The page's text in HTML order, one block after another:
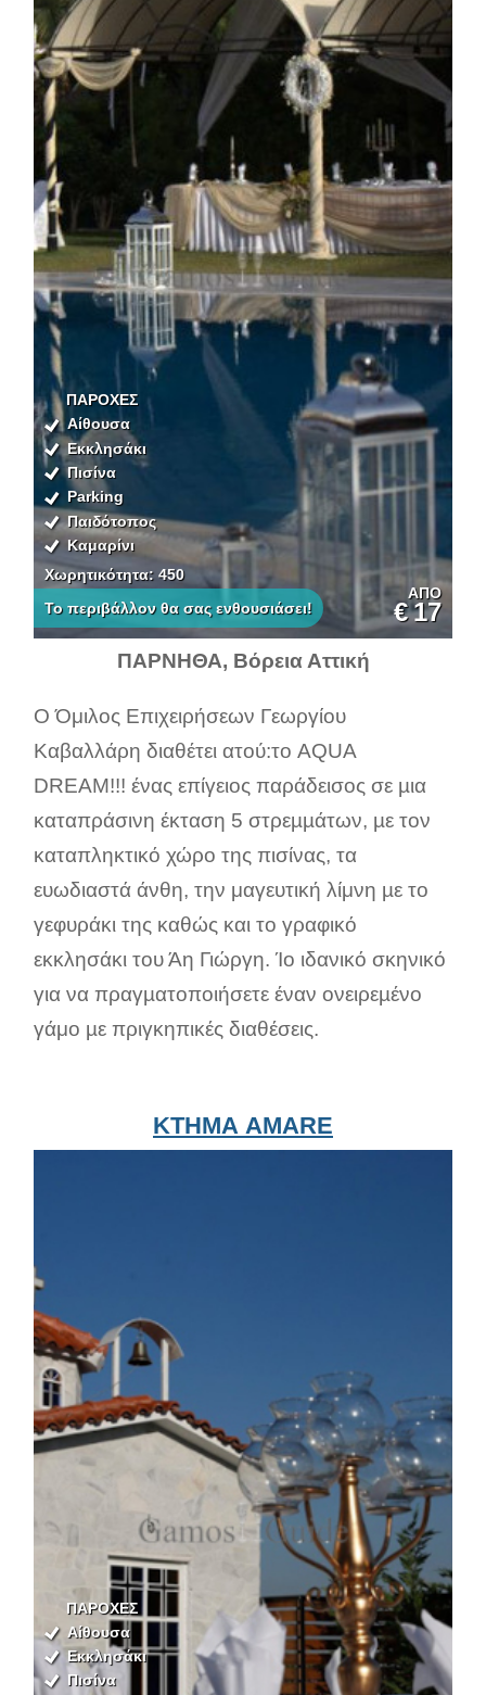
ΑΠΟ
€17
ΠΑΡΟΧΕΣ
Αίθουσα
Εκκλησάκι
Πισίνα
Parking
Παιδότοπος
Καμαρίνι
Χωρητικότητα: 450
Το περιβάλλον θα σας ενθουσιάσει!
ΠΑΡΝΗΘΑ, Βόρεια Αττική
Ο Όμιλος Επιχειρήσεων Γεωργίου
Καβαλλάρη διαθέτει ατού:το AQUA
DREAM!!! ένας επίγειος παράδεισος σε µια
καταπράσινη έκταση 5 στρεµµάτων, µε τον
καταπληκτικό χώρο της πισίνας, τα
ευωδιαστά άνθη, την μαγευτική λίμνη µε το
γεφυράκι της καθώς και το γραφικό
εκκλησάκι του Άη Γιώργη. Ίο ιδανικό σκηνικό
για να πραγµατοποιήσετε έναν ονειρεµένο
γάμο µε πριγκηπικές διαθέσεις.
ΚΤΗΜΑ AMARE
ΠΑΡΟΧΕΣ
Αίθουσα
Εκκλησάκι
Πισίνα